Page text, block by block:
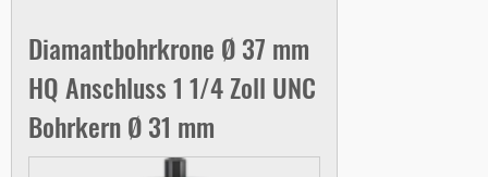
Diamantbohrkrone Ø 37 mm
HQ Anschluss 1 1/4 Zoll UNC
Bohrkern Ø 31 mm